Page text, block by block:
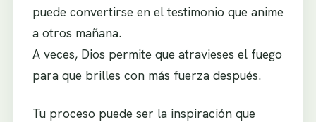
puede convertirse en el testimonio que anime
a otros mañana.
A veces, Dios permite que atravieses el fuego
para que brilles con más fuerza después.
Tu proceso puede ser la inspiración que